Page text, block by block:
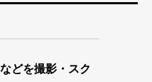
どを撮影・スク